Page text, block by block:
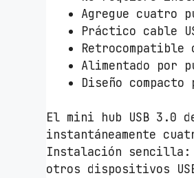
Agregue cuatro
Práctico cable
Retrocompatible
Alimentado por
Diseño
El mini hub USB 3.0
instantáneamente
Instalación sencilla:
otros dispositivos